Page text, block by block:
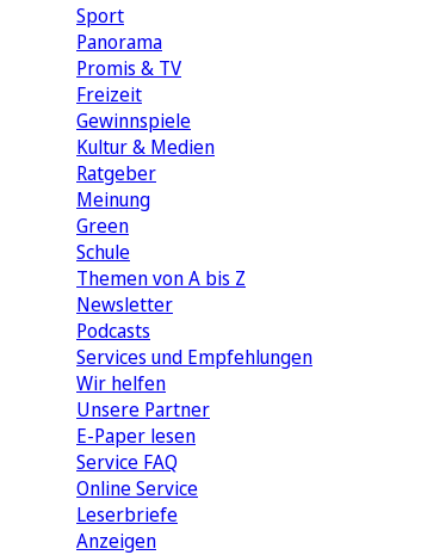
Sport
Panorama
Promis & TV
Freizeit
Gewinnspiele
Kultur & Medien
Ratgeber
Meinung
Green
Schule
Themen von A bis Z
Newsletter
Podcasts
Services und Empfehlungen
Wir helfen
Unsere Partner
E-Paper lesen
Service FAQ
Online Service
Leserbriefe
Anzeigen